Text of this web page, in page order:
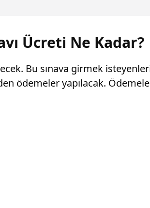
Ücreti Ne Kadar?
Bu sınava girmek
ödemeler yapılacak.